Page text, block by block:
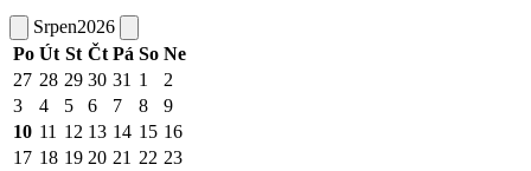
Srpen2026
Po Út St Čt Pá So Ne
27 28 29 30 31 1
2
3
4 5 6 7 8
9
10 11 12 13 14 15 16
17 18 19 20 21 22 23